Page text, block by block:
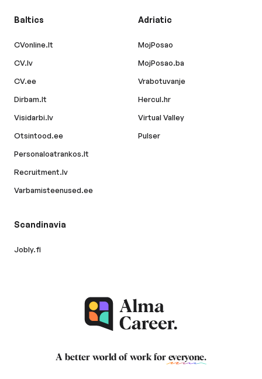
Baltics
CVonline.lt
CV.lv
CV.ee
Dirbam.lt
Visidarbi.lv
Otsintood.ee
Personaloatrankos.lt
Recruitment.lv
Varbamisteenused.ee
Adriatic
MojPosao
MojPosao.ba
Vrabotuvanje
Hercul.hr
Virtual Valley
Pulser
Scandinavia
Jobly.fi
A better world of work for everyone.